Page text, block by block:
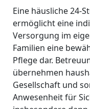
Eine häusliche 24-
ermöglicht eine
Versorgung im
Familien eine
Pflege dar.
übernehmen
Gesellschaft und
Anwesenheit für